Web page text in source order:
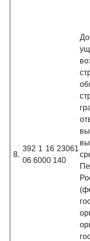
8.
392 1 16 23061
06 6000 140